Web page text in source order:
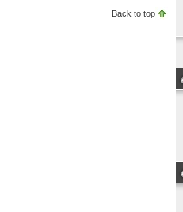
Back to top